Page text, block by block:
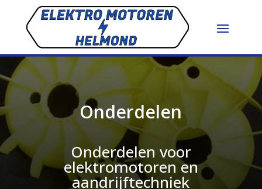
Onderdelen
Onderdelen voor
elektromotoren en
aandrijftechniek